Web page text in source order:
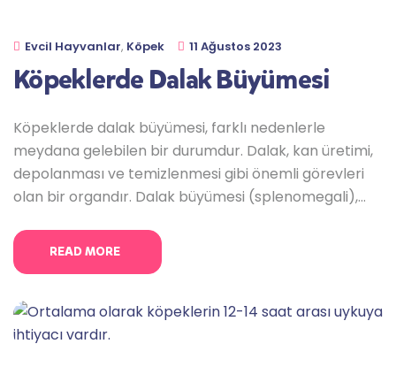
Köpeklerde Dalak Büyümesi
Evcil Hayvanlar, Köpek 11 Ağustos 2023
Köpeklerde dalak büyümesi, farklı nedenlerle
meydana gelebilen bir durumdur. Dalak, kan üretimi,
depolanması ve temizlenmesi gibi önemli görevleri
olan bir organdır. Dalak büyümesi (splenomegali),
mutlaka bir veteriner tarafından değerlendirilmelidir.
İşte köpeklerde dalak büyümesinin olası nedenleri:
düşünüyorsanız veya bu konuda endişeleriniz varsa,
bir
READ MORE